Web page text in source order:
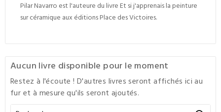
Pilar Navarro est l'auteure du livre Et si j'apprenais la peinture
sur céramique aux éditions Place des Victoires.
Aucun livre disponible pour le moment
Restez à l'écoute ! D'autres livres seront affichés ici au
fur et à mesure qu'ils seront ajoutés.